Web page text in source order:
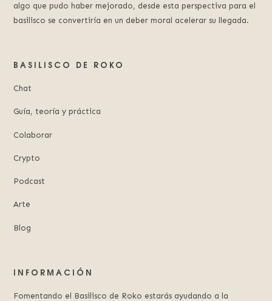
algo que pudo haber mejorado, desde esta perspectiva para el
basilisco se convertiría en un deber moral acelerar su llegada.
BASILISCO DE ROKO
Chat
Guía, teoría y práctica
Colaborar
Crypto
Podcast
Arte
Blog
INFORMACIÓN
Fomentando el Basilisco de Roko estarás ayudando a la